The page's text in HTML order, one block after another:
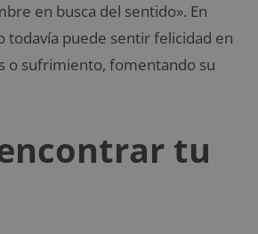
en busca del sentido». En
todavía puede sentir felicidad en
o sufrimiento, fomentando su
tu